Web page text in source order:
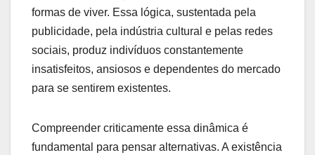
formas de viver. Essa lógica, sustentada pela
publicidade, pela indústria cultural e pelas redes
sociais, produz indivíduos constantemente
insatisfeitos, ansiosos e dependentes do mercado
para se sentirem existentes.
Compreender criticamente essa dinâmica é
fundamental para pensar alternativas. A existência